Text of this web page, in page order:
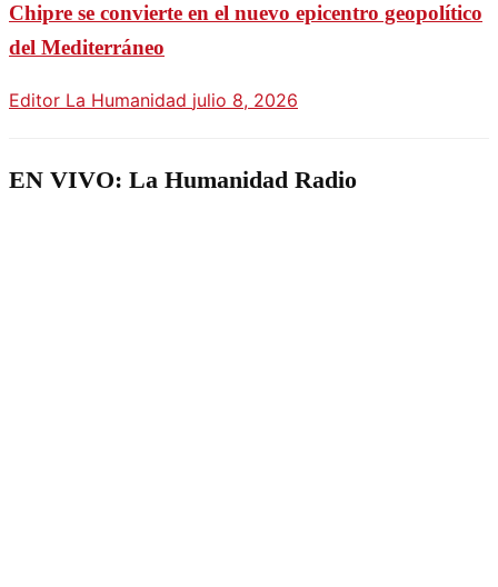
Chipre se convierte en el nuevo epicentro geopolítico
del Mediterráneo
Editor La Humanidad julio 8, 2026
EN VIVO: La Humanidad Radio